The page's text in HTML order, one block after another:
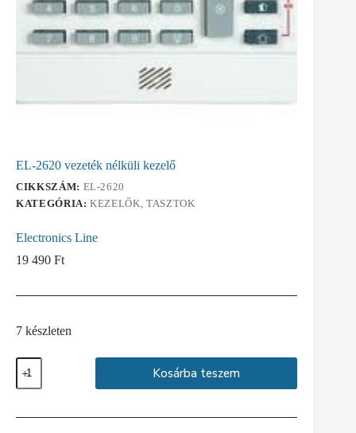
EL-2620 vezeték nélküli kezelő
CIKKSZÁM: EL-2620
KATEGÓRIA:KEZELŐK, TASZTOK
Electronics Line
19 490 Ft
7 készleten
EL-
2620
vezeték
kezelő
Kosárba teszem